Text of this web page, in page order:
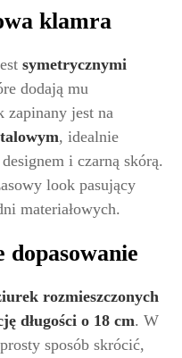
klamra
symetrycznymi
dodają mu
zapinany jest na
, idealnie
i czarną skórą.
look pasujący
materiałowych.
dopasowanie
rozmieszczonych
długości o 18 cm. W
sposób skrócić,